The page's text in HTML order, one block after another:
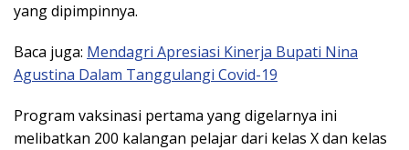
yang dipimpinnya.
Baca juga: Mendagri Apresiasi Kinerja Bupati Nina
Agustina Dalam Tanggulangi Covid-19
Program vaksinasi pertama yang digelarnya ini
melibatkan 200 kalangan pelajar dari kelas X dan kelas